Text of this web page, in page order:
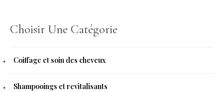
Choisir Une Catégorie
Coiffage et soin des cheveux
Shampooings et revitalisants